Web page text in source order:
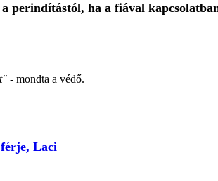
perindítástól, ha a fiával
- mondta a védő.
férje, Laci